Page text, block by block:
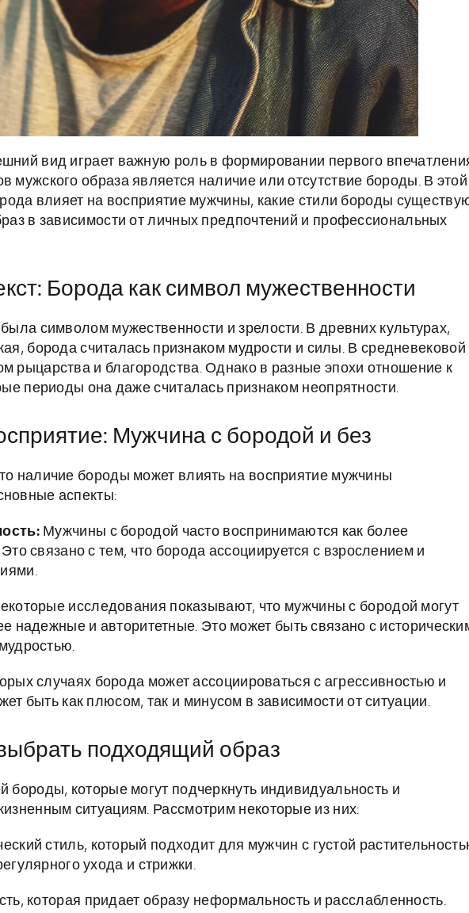
вид играет важную роль в формировании первого
образа является наличие или отсутствие бороды. В этой
влияет на восприятие мужчины, какие стили бороды
в зависимости от личных предпочтений и профессиональных
Борода как символ мужественности
символом мужественности и зрелости. В древних культурах,
борода считалась признаком мудрости и силы. В средневековой
рыцарства и благородства. Однако в разные эпохи отношение к
периоды она даже считалась признаком неопрятности.
Мужчина с бородой и без
наличие бороды может влиять на восприятие мужчины
аспекты:
Мужчины с бородой часто воспринимаются как более
связано с тем, что борода ассоциируется с взрослением и
исследования показывают, что мужчины с бородой могут
надежные и авторитетные. Это может быть связано с
случаях борода может ассоциироваться с агрессивностью и
быть как плюсом, так и минусом в зависимости от ситуации.
подходящий образ
бороды, которые могут подчеркнуть индивидуальность и
ситуациям. Рассмотрим некоторые из них:
стиль, который подходит для мужчин с густой
ухода и стрижки.
которая придает образу неформальность и расслабленность.